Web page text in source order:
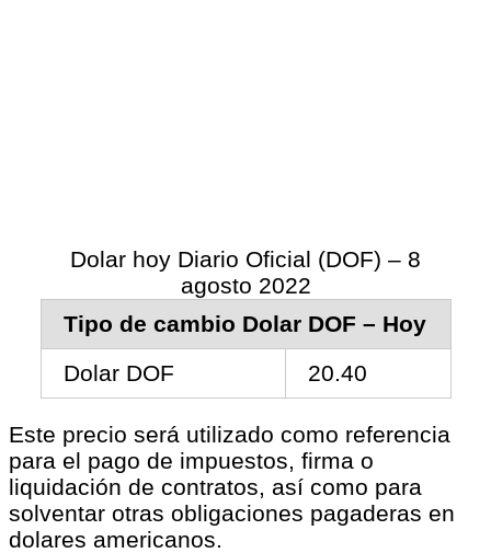
Dolar hoy Diario Oficial (DOF) – 8
agosto 2022
Tipo de cambio Dolar DOF – Hoy
Dolar DOF
20.40
Este precio será utilizado como referencia
para el pago de impuestos, firma o
liquidación de contratos, así como para
solventar otras obligaciones pagaderas en
dolares americanos.